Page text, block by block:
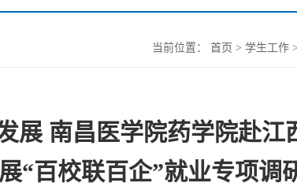
当前位置： 首页 > 学生工作>
展 南昌医学院药学院赴江
“百校联百企”就业专项调